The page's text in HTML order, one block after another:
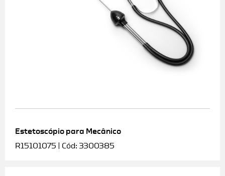
Estetoscópio para Mecânico
R15101075 | Cód: 3300385